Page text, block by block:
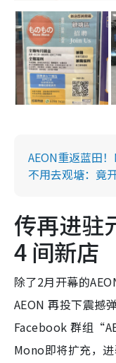
AEON重返蓝田
不用去观塘：竟
传再进驻
4 间新店
除了2月开幕的
AEON 再投下震撼
Facebook 群组
Mono即将扩充，